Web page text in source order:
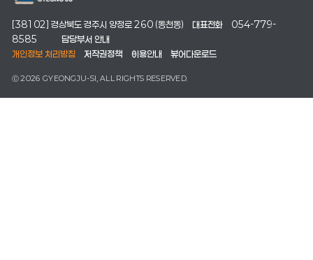
[38102] 경상북도 경주시 양정로 260 (동천동) 대표전화
054-779-
8585
담당부서 안내
개인정보 처리방침
저작권정책 이용안내 뷰어다운로드
Ⓒ 2026 GYEONGJU-SI, ALL RIGHTS RESERVED.